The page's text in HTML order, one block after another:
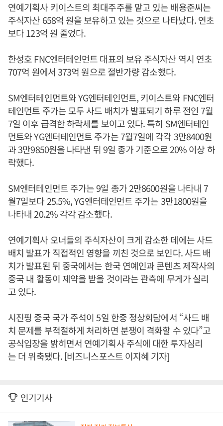
연예기획사 키이스트의 최대주주를 맡고 있는 배용준씨는
주식자산 658억 원을 보유하고 있는 것으로 나타났다. 연초
보다 123억 원 줄었다.
한성호 FNC엔터테인먼트 대표의 보유 주식자산 역시 연초
707억 원에서 373억 원으로 절반가량 감소했다.
SM엔터테인먼트와 YG엔터테인먼트, 키이스트와 FNC엔터
테인먼트 주가는 모두 사드 배치가 발표되기 하루 전인 7월
7일 이후 급격한 하락세를 보이고 있다. 특히 SM엔터테인
먼트와 YG엔터테인먼트 주가는 7월7일에 각각 3만8400원
과 3만9850원을 나타낸 뒤 9일 종가 기준으로 20% 이상 하
락했다.
SM엔터테인먼트 주가는 9일 종가 2만8600원을 나타내 7
월7일보다 25.5%, YG엔터테인먼트 주가는 3만1800원을
나타내 20.2% 각각 감소했다.
연예기획사 오너들의 주식자산이 크게 감소한 데에는 사드
배치 발표가 직접적인 영향을 끼친 것으로 보인다. 사드 배
치가 발표된 뒤 중국에서는 한국 연예인과 콘텐츠 제작사의
중국 내 활동이 제약을 받을 것이라는 관측에 무게가 실리
고 있다.
시진핑 중국 국가 주석이 5일 한중 정상회담에서 “사드 배
치 문제를 부적절하게 처리하면 분쟁이 격화할 수 있다”고
공식입장을 밝히면서 연예기획사 주식에 대한 투자심리
는 더 위축됐다. [비즈니스포스트 이지혜 기자]
인기기사